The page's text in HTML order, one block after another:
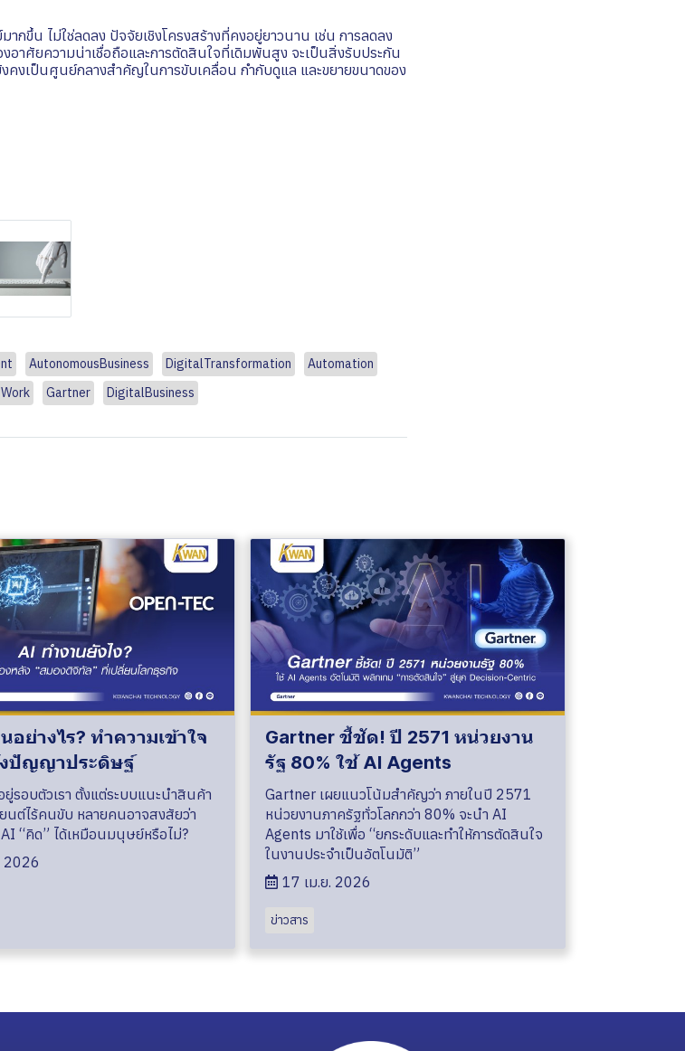
กขึ้น ไม่ใช่ลดลง ปัจจัยเชิงโครงสร้างที่คงอยู่ยาวนาน เช่น การลดลง
อาศัยความน่าเชื่อถือและการตัดสินใจที่เดิมพันสูง จะเป็นสิ่งรับประกัน
งเป็นศูนย์กลางสำคัญในการขับเคลื่อน กำกับดูแล และขยายขนาดของ
AutonomousBusiness DigitalTransformation
Automation
Gartner DigitalBusiness
อย่างไร? ทำความเข้าใจ
งปัญญาประดิษฐ์
รอบตัวเรา ตั้งแต่ระบบแนะนำสินค้า
นต์ไร้คนขับ หลายคนอาจสงสัยว่า
“คิด” ได้เหมือนมนุษย์หรือไม่?
2026
Gartner ชี้ชัด! ปี 2571 หน่วยงาน
รัฐ 80% ใช้ AI Agents
Gartner เผยแนวโน้มสำคัญว่า ภายในปี 2571
หน่วยงานภาครัฐทั่วโลกกว่า 80% จะนำ AI
Agents มาใช้เพื่อ “ยกระดับและทำให้การตัดสินใจ
ในงานประจำเป็นอัตโนมัติ”
17 เม.ย. 2026
ข่าวสาร